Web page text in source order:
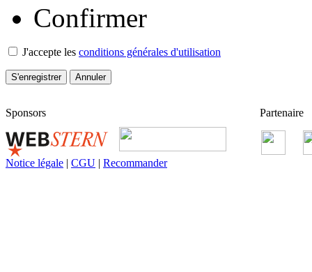
Confirmer
J'accepte les conditions générales d'utilisation
Sponsors Partenaire
Notice légale | CGU | Recommander